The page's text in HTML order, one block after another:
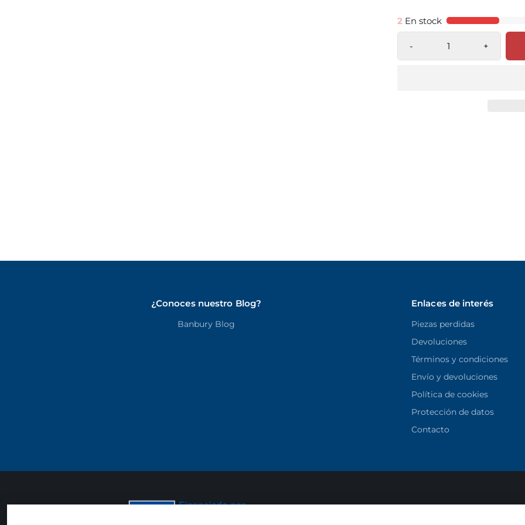
2 En stock
- +
¿Conoces nuestro Blog?
Banbury Blog
Enlaces de interés
Piezas perdidas
Devoluciones
Términos y condiciones
Envío y devoluciones
Política de cookies
Protección de datos
Contacto